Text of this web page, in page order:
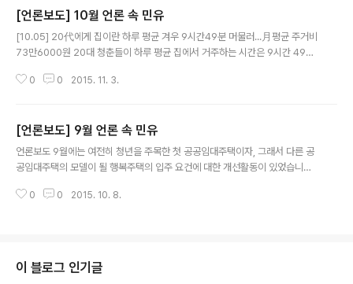
[언론보도] 10월 언론 속 민유
[10.05] 20代에게 집이란 하루 평균 겨우 9시간49분 머물러...月평균 주거비
73만6000원 20대 청춘들이 하루 평균 집에서 거주하는 시간은 9시간 49분
2시간47분 많은 것이다. 조사에 따르면 월 평균 주거비(보증금 환산 실질 월세)
비·주거 목적 대출 이자·보증금 전환 월세(2015년 2분기 서울시 평균 전월세
전환율 6.9%적용)이 포함된 것이다. 민달팽이유니온이 5일 ‘세계주거의날’을
맞아 청년들을 대상으로 설문조사한 결과를 발표했다.(매일경제 이한나) [..
0 0 2015. 11. 3.
[언론보도] 9월 언론 속 민유
언론보도 9월에는 여전히 청년을 주목한 첫 공공임대주택이자, 그래서 다른 공
공임대주택의 모델이 될 행복주택의 입주 요건에 대한 개선활동이 있었습니다.
주목하고 실제로 청년과 한국사회의 삶을 바꿔나가는 활동으로서의 민달팽이유
한 '칠포세대'의 주거불안'] 3.3㎡ 당 월 임대료 타워팰리스보다 비싸지만 세입
자 권리는 바닥올해 초 민달팽이유니온과 대학생주거권네트워크가 서울시내 1
0 0 2015. 10. 8.
이 블로그 인기글